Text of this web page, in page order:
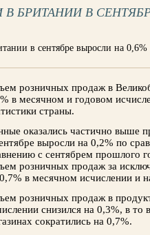
БРИТАНИИ В
в сентябре выросли на 0,6%
розничных продаж в
в месячном и годовом
страны.
оказались частично выше
выросли на 0,2% по
с сентябрем прошлого
розничных продаж за
в месячном исчислении и
розничных продаж в
снизился на 0,3%, в
сократились на 0,7%.